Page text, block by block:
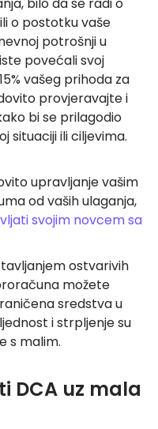
bilo da se radi o
o postotku vaše
potrošnji u
povećali svoj
vašeg prihoda za
provjeravajte i
bi se prilagodio
situaciji ili ciljevima.
upravljanje vašim
od vaših ulaganja,
svojim novcem sa
ostvarivih
možete
sredstva u
i strpljenje su
s malim.
DCA uz mala